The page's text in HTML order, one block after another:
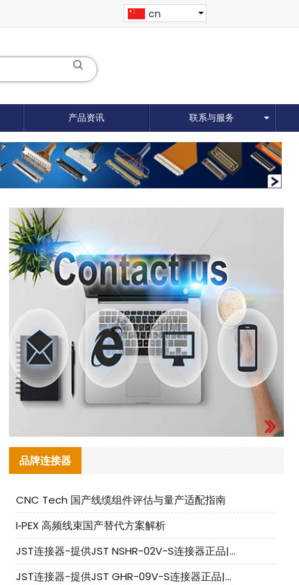
cn
产品资讯 联系与服务
品牌连接器
CNC Tech 国产线缆组件评估与量产适配指南
I‑PEX 高频线束国产替代方案解析
JST连接器-提供JST NSHR-02V-S连接器正品|替代品
JST连接器-提供JST GHR-09V-S连接器正品|替代品